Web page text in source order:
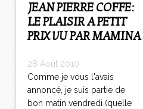
JEAN PIERRE COFFE:
LE PLAISIR A PETIT
PRIX VU PAR MAMINA
28 Août 2010
Comme je vous l'avais
annoncé, je suis partie de
bon matin vendredi (quelle